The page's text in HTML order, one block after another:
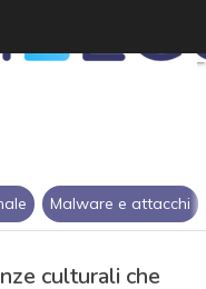
Malware e attacchi
culturali che